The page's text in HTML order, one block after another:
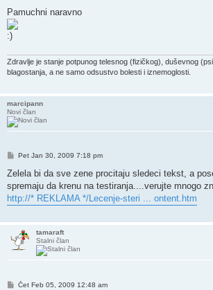
Pamuchni naravno
Zdravlje je stanje potpunog telesnog (fizičkog), duševnog
blagostanja, a ne samo odsustvo bolesti i iznemoglosti.
marcipann
Novi član
Post
Pet Jan 30, 2009 7:18 pm
Zelela bi da sve zene procitaju sledeci tekst, a
spremaju da krenu na testiranja....verujte mnogo
http://* REKLAMA */Lecenje-steri ... ontent.htm
tamaraft
Stalni član
Post
Čet Feb 05, 2009 12:48 am